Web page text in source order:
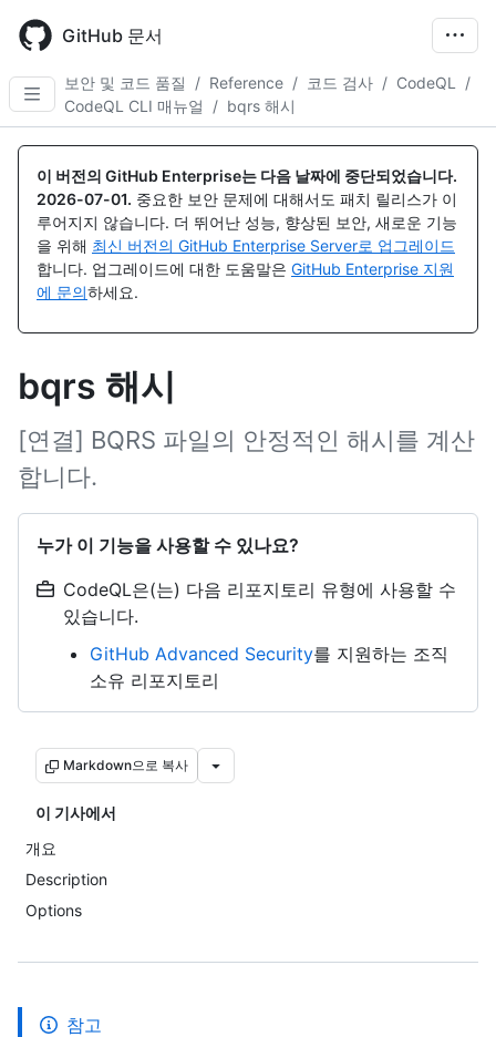
main
content
GitHub 문서
보안 및 코드 품질 / Reference / 코드 검사 / CodeQL
/
CodeQL CLI 매뉴얼
/ bqrs 해시
이 버전의 GitHub Enterprise는 다음 날짜에 중단되었습니다.
2026-07-01. 중요한 보안 문제에 대해서도 패치 릴리스가 이
루어지지 않습니다. 더 뛰어난 성능, 향상된 보안, 새로운 기능
을 위해 최신 버전의 GitHub Enterprise Server로 업그레이드
합니다. 업그레이드에 대한 도움말은 GitHub Enterprise 지원
에 문의하세요.
bqrs 해시
[연결] BQRS 파일의 안정적인 해시를 계산
합니다.
누가 이 기능을 사용할 수 있나요?
CodeQL은(는) 다음 리포지토리 유형에 사용할 수
있습니다.
GitHub Advanced Security를 지원하는 조직
소유 리포지토리
Markdown으로 복사
이 기사에서
개요
Description
Options
참고